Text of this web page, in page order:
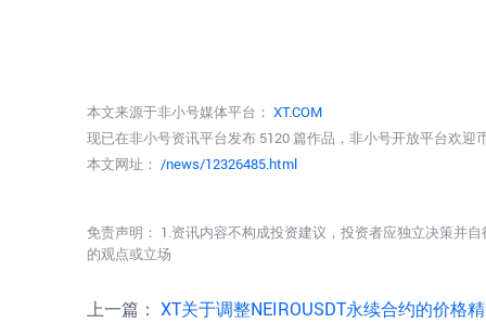
本文来源于非小号媒体平台： XT.COM
现已在非小号资讯平台发布 5120 篇作品，非小号开放平台欢迎
本文网址： /news/12326485.html
免责声明： 1.资讯内容不构成投资建议，投资者应独立决策并
的观点或立场
上一篇： XT关于调整NEIROUSDT永续合约的价格精度的公告（2026-07-06）